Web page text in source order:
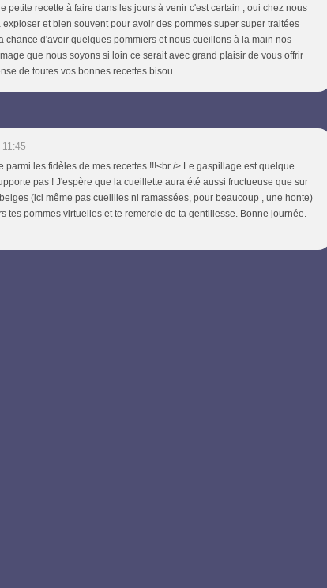
petite recette à faire dans les jours à venir c'est certain , oui chez nous
et bien souvent pour avoir des pommes super super traitées
chance d'avoir quelques pommiers et nous cueillons à la main nos
que nous soyons si loin ce serait avec grand plaisir de vous offrir
de toutes vos bonnes recettes bisou
parmi les fidèles de mes recettes !!!<br /> Le gaspillage est quelque
pas ! J'espère que la cueillette aura été aussi fructueuse que sur
(ici même pas cueillies ni ramassées, pour beaucoup , une honte)
tes pommes virtuelles et te remercie de ta gentillesse. Bonne journée.